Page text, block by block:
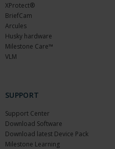
XProtect®
BriefCam
Arcules
Husky hardware
Milestone Care™
VLM
SUPPORT
Support Center
Download Software
Download latest Device Pack
Milestone Learning